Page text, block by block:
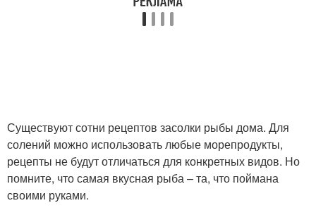
Существуют сотни рецептов засолки рыбы дома. Для
солений можно использовать любые морепродукты,
рецепты не будут отличаться для конкретных видов. Но
помните, что самая вкусная рыба – та, что поймана
своими руками.